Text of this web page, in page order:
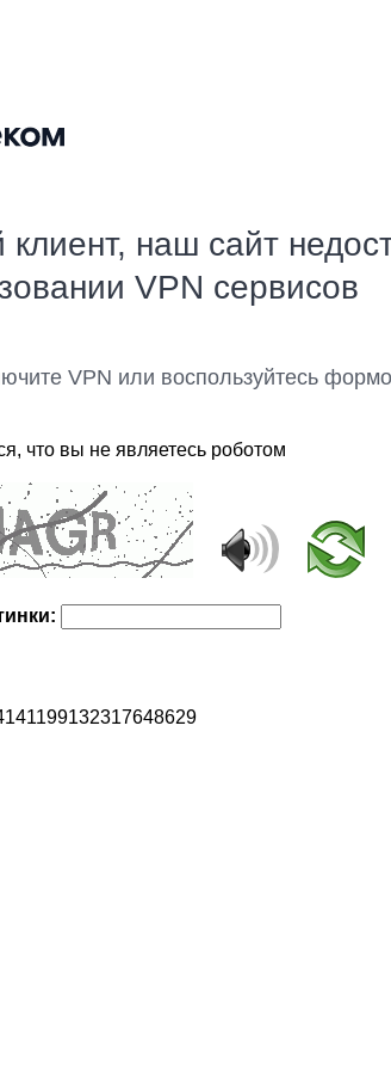
наш сайт
VPN сервисов
VPN или воспользуйтесь
что вы не являетесь роботом